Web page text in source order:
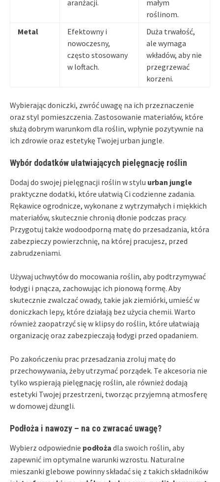
aranżacji.
małym
roślinom.
Metal
Efektowny i
nowoczesny,
często stosowany
w loftach.
Duża trwałość,
ale wymaga
wkładów, aby nie
przegrzewać
korzeni.
Wybierając doniczki, zwróć uwagę na ich przeznaczenie
oraz styl pomieszczenia. Zastosowanie materiałów, które
służą dobrym warunkom dla roślin, wpłynie pozytywnie na
ich zdrowie oraz estetykę Twojej urban jungle.
Wybór dodatków ułatwiających pielęgnację roślin
Dodaj do swojej pielęgnacji roślin w stylu urban jungle
praktyczne dodatki, które ułatwią Ci codzienne zadania.
Rękawice ogrodnicze, wykonane z wytrzymałych i miękkich
materiałów, skutecznie chronią dłonie podczas pracy.
Przygotuj także wodoodporną matę do przesadzania, która
zabezpieczy powierzchnię, na której pracujesz, przed
zabrudzeniami.
Używaj uchwytów do mocowania roślin, aby podtrzymywać
łodygi i pnącza, zachowując ich pionową formę. Aby
skutecznie zwalczać owady, takie jak ziemiórki, umieść w
doniczkach lepy, które działają bez użycia chemii. Warto
również zaopatrzyć się w klipsy do roślin, które ułatwiają
organizację oraz zabezpieczają łodygi przed opadaniem.
Po zakończeniu prac przesadzania zroluj matę do
przechowywania, żeby utrzymać porządek. Te akcesoria nie
tylko wspierają pielęgnację roślin, ale również dodają
estetyki Twojej przestrzeni, tworząc przyjemną atmosferę
w domowej dżungli.
Podłoża i nawozy – na co zwracać uwagę?
Wybierz odpowiednie podłoża dla swoich roślin, aby
zapewnić im optymalne warunki wzrostu. Naturalne
mieszanki glebowe powinny składać się z takich składników